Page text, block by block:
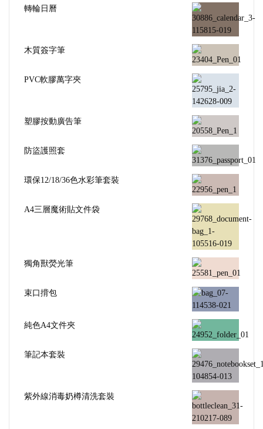
轉輪日曆
木質簽字筆
PVC軟膠萬字夾
塑膠按動廣告筆
防盜護照套
環保12/18/36色水彩筆套裝
A4三層魔術貼文件袋
獨角獸熒光筆
束口揹包
純色A4文件夾
筆記本套裝
紫外線消毒奶樽清洗套裝